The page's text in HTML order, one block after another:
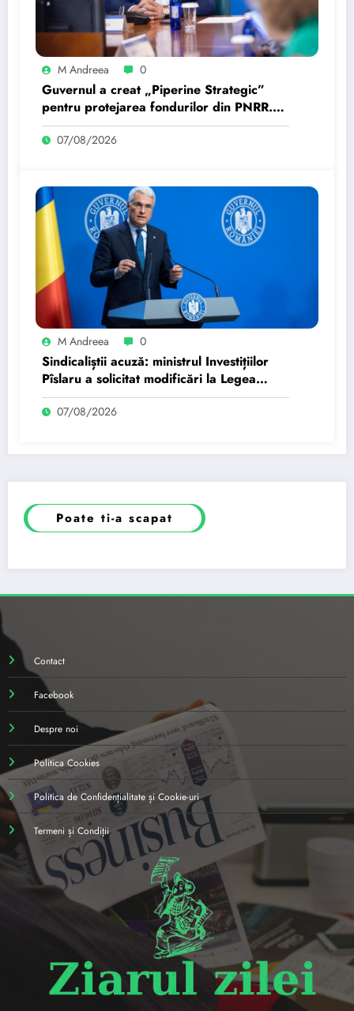
M Andreea 0
Guvernul a creat „Piperine Strategic”
pentru protejarea fondurilor din PNRR.
Cum operează aceasta?
07/08/2026
M Andreea 0
Sindicaliștii acuză: ministrul Investițiilor
Pîslaru a solicitat modificări la Legea
salarizării…
07/08/2026
Poate ti-a scapat
Contact
Facebook
Despre noi
Politica Cookies
Politica de Confidențialitate și Cookie-uri
Termeni și Condiții